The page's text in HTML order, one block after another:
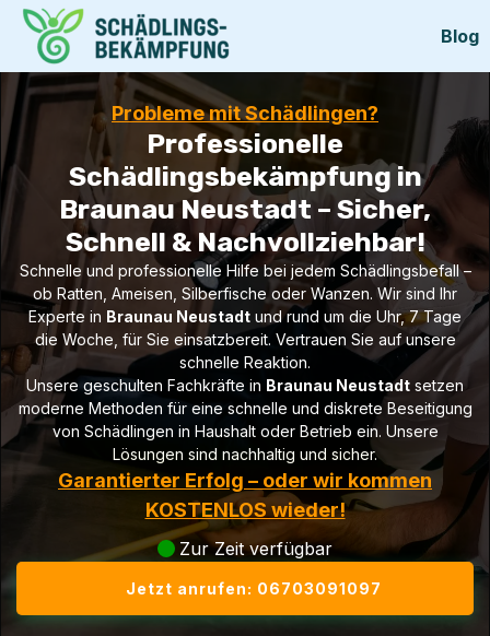
Blog
Probleme mit Schädlingen?
Professionelle
Schädlingsbekämpfung in
Braunau Neustadt – Sicher,
Schnell & Nachvollziehbar!
Schnelle und professionelle Hilfe bei jedem Schädlingsbefall –
ob Ratten, Ameisen, Silberfische oder Wanzen. Wir sind Ihr
Experte in Braunau Neustadt und rund um die Uhr, 7 Tage
die Woche, für Sie einsatzbereit. Vertrauen Sie auf unsere
schnelle Reaktion.
Unsere geschulten Fachkräfte in Braunau Neustadt setzen
moderne Methoden für eine schnelle und diskrete Beseitigung
von Schädlingen in Haushalt oder Betrieb ein. Unsere
Lösungen sind nachhaltig und sicher.
Garantierter Erfolg – oder wir kommen
KOSTENLOS wieder!
Zur Zeit verfügbar
Jetzt anrufen: 06703091097